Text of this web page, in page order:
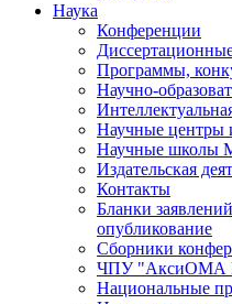
Наука
Конференции
Программы,
Научно-
Научные центры
Научные
Издательская
Контакты
Бланки
опубликование
Сборники
ЧПУ "АксиОМА
Национальные